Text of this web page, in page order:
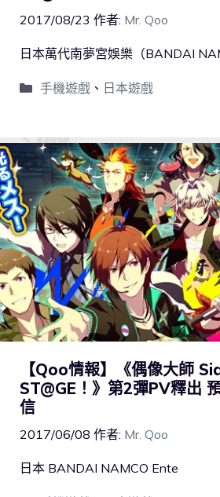
2017/08/23 作者: Mr. Qoo
日本萬代南夢宮娛樂（BANDAI
手機遊戲、 日本遊戲
【Qoo情報】《偶像大師
ST@GE！》第2彈PV釋出
信
2017/06/08 作者: Mr. Qoo
日本 BANDAI NAMCO Ente